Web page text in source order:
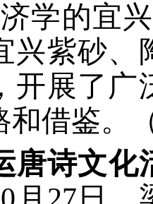
学的宜
兴紫砂、
开展了广
和借鉴。
唐诗文化